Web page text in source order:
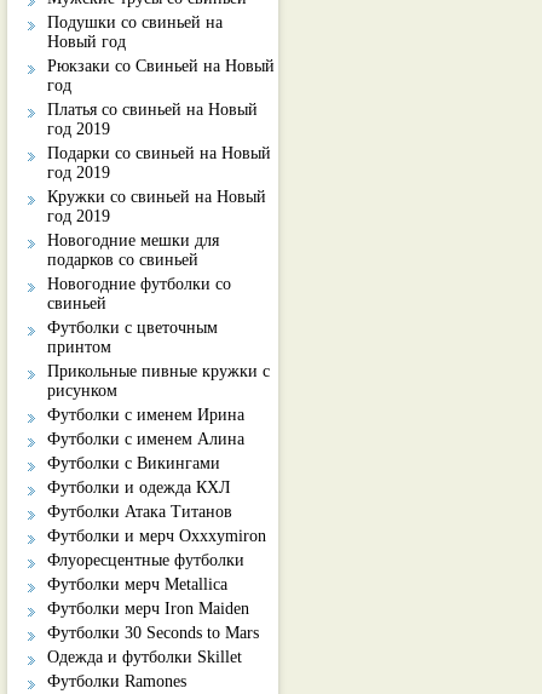
Подушки со свиньей на
Новый год
Рюкзаки со Свиньей на Новый
год
Платья со свиньей на Новый
год 2019
Подарки со свиньей на Новый
год 2019
Кружки со свиньей на Новый
год 2019
Новогодние мешки для
подарков со свиньей
Новогодние футболки со
свиньей
Футболки с цветочным
принтом
Прикольные пивные кружки с
рисунком
Футболки с именем Ирина
Футболки с именем Алина
Футболки с Викингами
Футболки и одежда КХЛ
Футболки Атака Титанов
Футболки и мерч Oxxxymiron
Флуоресцентные футболки
Футболки мерч Metallica
Футболки мерч Iron Maiden
Футболки 30 Seconds to Mars
Одежда и футболки Skillet
Футболки Ramones